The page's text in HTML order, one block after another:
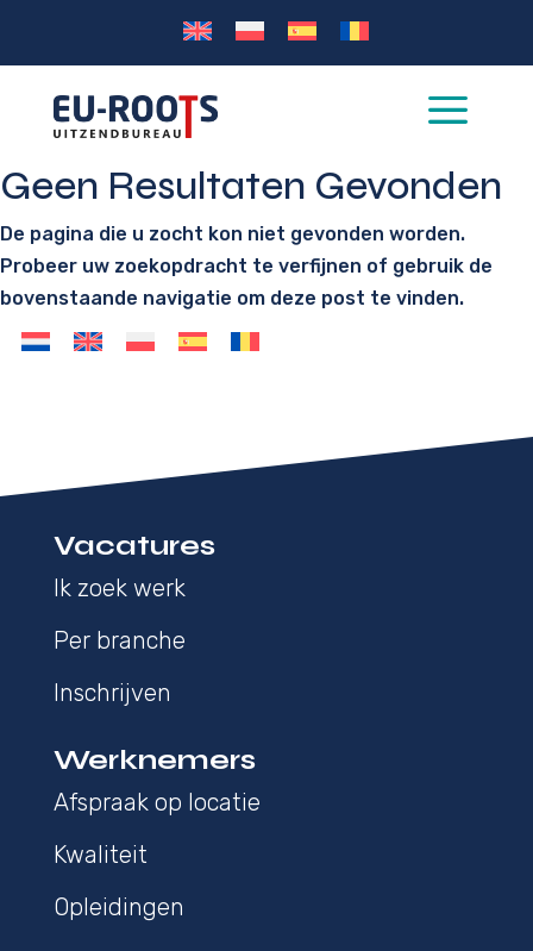
a
Geen Resultaten Gevonden
De pagina die u zocht kon niet gevonden worden.
Probeer uw zoekopdracht te verfijnen of gebruik de
bovenstaande navigatie om deze post te vinden.
Vacatures
Ik zoek werk
Per branche
Inschrijven
Werknemers
Afspraak op locatie
Kwaliteit
Opleidingen